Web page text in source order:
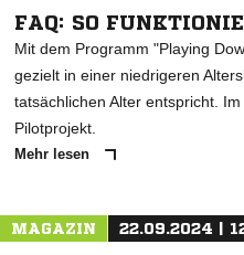
FAQ: SO
Mit dem Programm "Playing
gezielt in einer niedrigeren
tatsächlichen Alter entspricht.
Pilotprojekt.
Mehr lesen
MAGAZIN 22.09.2024 |